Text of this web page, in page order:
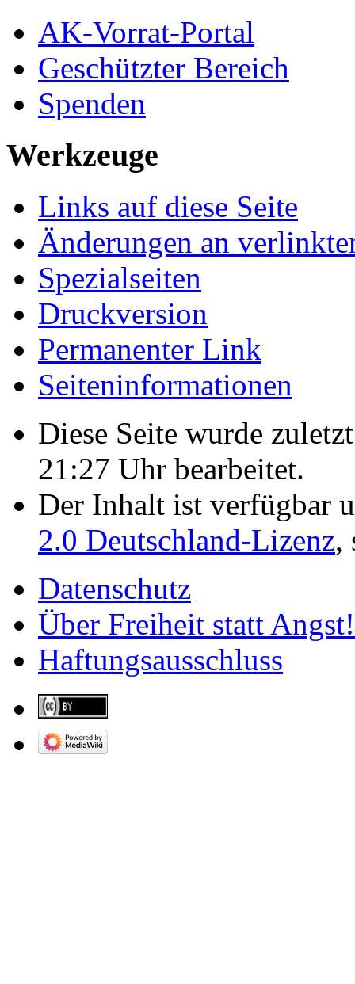
AK-Vorrat-Portal
Geschützter Bereich
Spenden
Werkzeuge
Links auf diese Seite
Änderungen an
Spezialseiten
Druckversion
Permanenter Link
Seiten­­informationen
Diese Seite wurde
21:27 Uhr bearbeitet.
Der Inhalt ist verfügbar
2.0 Deutschland-Lizenz,
Datenschutz
Über Freiheit statt Angst!
Haftungsausschluss